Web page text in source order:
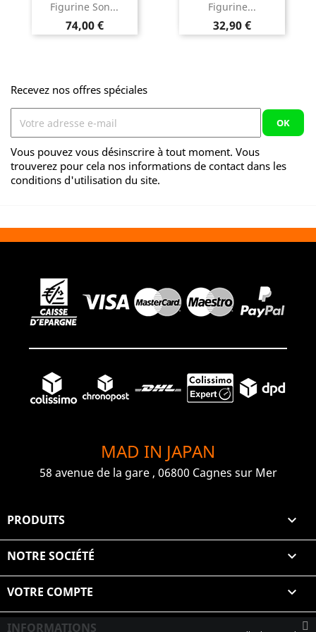
Figurine Son...
Prix
74,00 €
Figurine...
Prix
32,90 €
Recevez nos offres spéciales
Vous pouvez vous désinscrire à tout moment. Vous
trouverez pour cela nos informations de contact dans les
conditions d'utilisation du site.
MAD IN JAPAN
58 avenue de la gare , 06800 Cagnes sur Mer
PRODUITS 
NOTRE SOCIÉTÉ 
VOTRE COMPTE 
INFORMATIONS